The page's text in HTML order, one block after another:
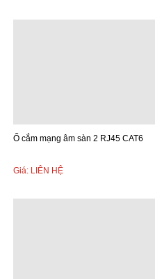
Ổ cắm mạng âm sàn 2 RJ45 CAT6
Giá: LIÊN HỆ